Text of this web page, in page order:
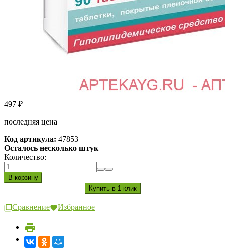
497 ₽
последняя цена
Код артикула: 47853
Осталось несколько штук
Количество:
Сравнение Избранное